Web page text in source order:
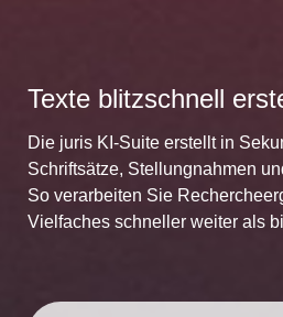
Texte blitzschnell
Die juris KI-Suite erstellt in
Schriftsätze, Stellungnahmen
So verarbeiten Sie
Vielfaches schneller weiter als